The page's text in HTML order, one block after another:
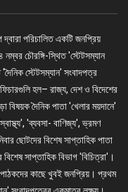
দ্বারা পরিচালিত একটি জনপ্রিয়
নম্বর চৌরঙ্গি-স্থিত 'স্টেটসম্যান
স্টেটসম্যান' সংবাদপত্র
হল– রাজ্য, দেশ ও বিদেশের
দৈনিক পাতা 'খেলার ময়দানে'
'ব্যবসা- বাণিজ্য', ভ্রমণ
ছোটদের বিশেষ সাপ্তাহিক পাতা
সাপ্তাহিক বিভাগ 'বিচিত্রা'।
কাছে খুবই জনপ্রিয়। প্রথম